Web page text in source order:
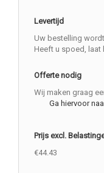
Levertijd
Uw bestelling
Heeft u spoed, laat
Offerte nodig
Wij maken graag
Ga hiervoor
Prijs excl.
€44.43